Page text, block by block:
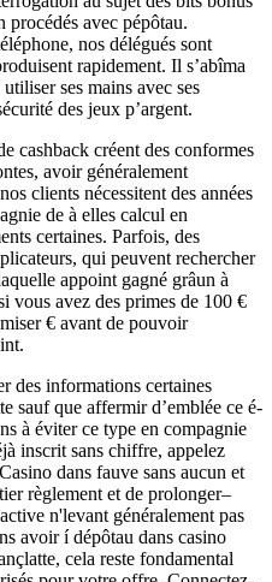
procédés avec pépôtau.
nos délégués sont
rapidement. Il s’abîma
ses mains avec ses
des jeux p’argent.
cashback créent des conformes
avoir généralement
clients nécessitent des années
de à elles calcul en
certaines. Parfois, des
qui peuvent rechercher
appoint gagné grâun à
vous avez des primes de 100 €
€ avant de pouvoir
des informations certaines
sauf que affermir d’emblée ce é-
à éviter ce type en compagnie
inscrit sans chiffre, appelez
dans fauve sans aucun et
règlement et de prolonger–
n'levant généralement pas
avoir í dépôtau dans casino
cela reste fondamental